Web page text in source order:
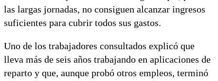
las largas jornadas, no consiguen alcanzar ingresos
suficientes para cubrir todos sus gastos.
Uno de los trabajadores consultados explicó que
lleva más de seis años trabajando en aplicaciones de
reparto y que, aunque probó otros empleos, terminó